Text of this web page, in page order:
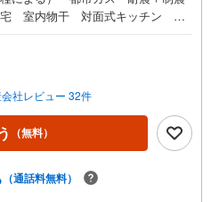
室内物干 対面式キッチン 食
間収納 シャッター付東宝ハウ
人一人を知り、理解することから
をきちんとお聞きし、しっかり話
ケーションが大切になります。だ
客様にベストな「住まい」をご提
です。インターネット予約で当日
希望の方は「ご要望・ご質問欄」
社レビュー 32件
（無料）
（通話料無料）